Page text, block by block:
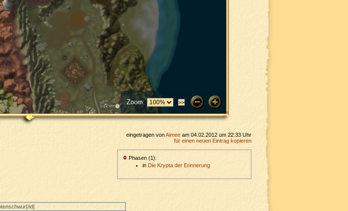
Zoom:
eingetragen vonAimee am 04.02.2012 um 22:33 Uhr
für einen neuen Eintrag kopieren
Phasen (1):
in Die Krypta der Erinnerung